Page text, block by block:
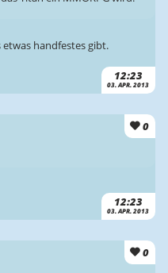
12:23
03. APR. 2013
handfestes gibt.
0
12:23
03. APR. 2013
0